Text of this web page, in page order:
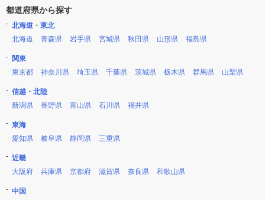
都道府県から探す
北海道・東北
北海道
青森県 岩手県 宮城県 秋田県 山形県 福島県
関東
東京都
神奈川県 埼玉県 千葉県 茨城県 栃木県 群馬県 山梨県
信越・北陸
新潟県
長野県 富山県 石川県 福井県
東海
愛知県
岐阜県 静岡県 三重県
近畿
大阪府
兵庫県 京都府 滋賀県 奈良県 和歌山県
中国